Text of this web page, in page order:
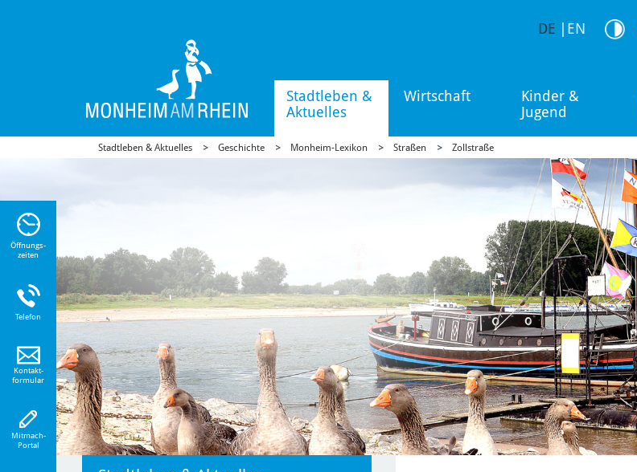
Stadtleben &
Aktuelles
Wirtschaft
Kinder &
Jugend
DE EN
Stadtleben & Aktuelles Geschichte Monheim-Lexikon Straßen Zollstraße
Öffnungs-
zeiten
Telefon
Kontakt-
formular
Mitmach-
Portal
Sie
zu